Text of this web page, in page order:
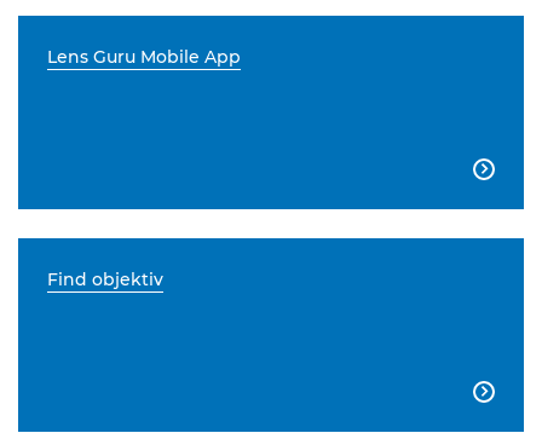
Lens Guru Mobile App

Find objektiv
